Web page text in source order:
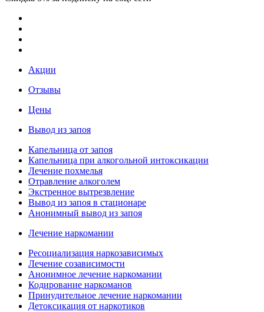
Акции
Отзывы
Цены
Вывод из запоя
Капельница от запоя
Капельница при алкогольной интоксикации
Лечение похмелья
Отравление алкоголем
Экстренное вытрезвление
Вывод из запоя в стационаре
Анонимный вывод из запоя
Лечение наркомании
Ресоциализация наркозависимых
Лечение созависимости
Анонимное лечение наркомании
Кодирование наркоманов
Принудительное лечение наркомании
Детоксикация от наркотиков